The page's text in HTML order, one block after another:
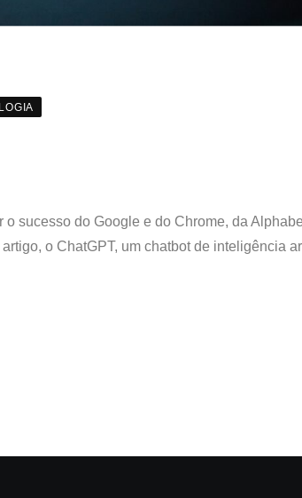
sucesso do Google e do Chrome, da
o ChatGPT, um chatbot de inteligência